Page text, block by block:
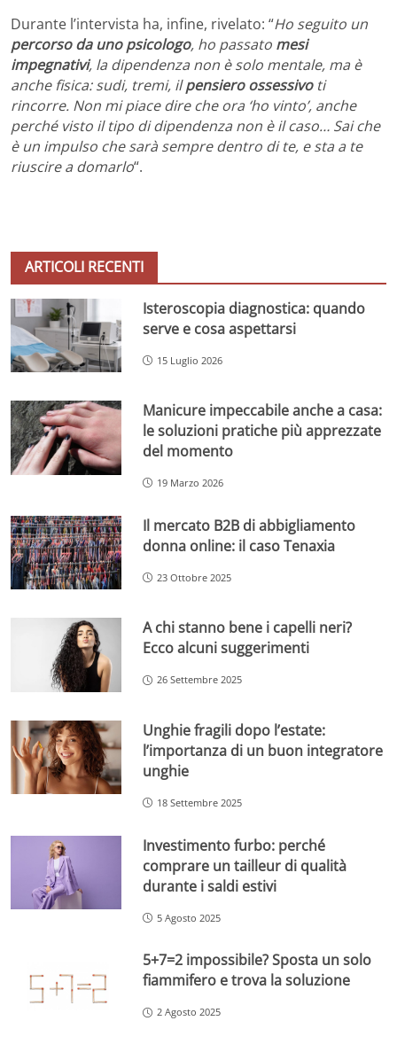
Durante l’intervista ha, infine, rivelato: “Ho seguito un
percorso da uno psicologo, ho passato mesi
impegnativi, la dipendenza non è solo mentale, ma è
anche fisica: sudi, tremi, ilpensiero ossessivoti
rincorre. Non mi piace dire che ora ‘ho vinto’, anche
perché visto il tipo di dipendenza non è il caso… Sai che
è un impulso che sarà sempre dentro di te, e sta a te
riuscire a domarlo“.
ARTICOLI RECENTI
Isteroscopia diagnostica: quando
serve e cosa aspettarsi
15 Luglio 2026
Manicure impeccabile anche a casa:
le soluzioni pratiche più apprezzate
del momento
19 Marzo 2026
Il mercato B2B di abbigliamento
donna online: il caso Tenaxia
23 Ottobre 2025
A chi stanno bene i capelli neri?
Ecco alcuni suggerimenti
26 Settembre 2025
Unghie fragili dopo l’estate:
l’importanza di un buon integratore
unghie
18 Settembre 2025
Investimento furbo: perché
comprare un tailleur di qualità
durante i saldi estivi
5 Agosto 2025
5+7=2 impossibile? Sposta un solo
fiammifero e trova la soluzione
2 Agosto 2025